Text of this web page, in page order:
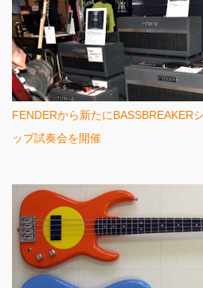
FENDERから新たにBASSBREAKER
ップ試奏会を開催